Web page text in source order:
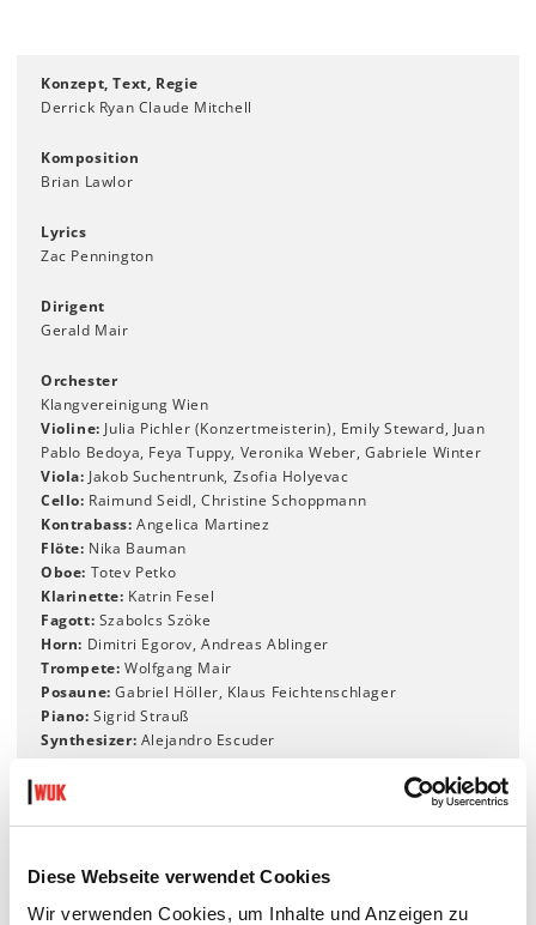
Diese Webseite verwendet Cookies
Wir verwenden Cookies, um Inhalte und Anzeigen zu
Konzept, Text, Regie
Derrick Ryan Claude Mitchell
Komposition
Brian Lawlor
Lyrics
Zac Pennington
Dirigent
Gerald Mair
Orchester
Klangvereinigung Wien
Violine: Julia Pichler (Konzertmeisterin), Emily Steward, Juan
Pablo Bedoya, Feya Tuppy, Veronika Weber, Gabriele Winter
Viola: Jakob Suchentrunk, Zsofia Holyevac
Cello: Raimund Seidl, Christine Schoppmann
Kontrabass: Angelica Martinez
Flöte: Nika Bauman
Oboe: Totev Petko
Klarinette: Katrin Fesel
Fagott: Szabolcs Szöke
Horn: Dimitri Egorov, Andreas Ablinger
Trompete: Wolfgang Mair
Posaune: Gabriel Höller, Klaus Feichtenschlager
Piano: Sigrid Strauß
Synthesizer: Alejandro Escuder
Sänger_innen
Steffi Wieser, Alan Sutherland, Sophie Hörmann, Hermes
Phettberg